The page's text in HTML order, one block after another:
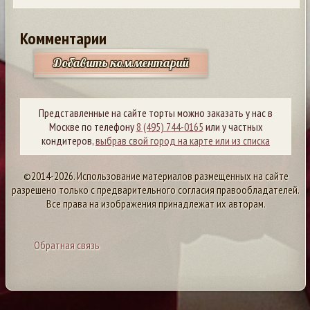
Комментарии
Добавить комментарий
Представленные на сайте торты можно заказать у нас в
Москве по телефону8 (495) 744-0165 или у частных
кондитеров,выбрав свой город на карте или из списка
©2014-2026. Использование материалов размещенных на сайте
разрешено только с предварительного согласия правообладателей.
Все права на изображения принадлежат их авторам.
Обратная связь